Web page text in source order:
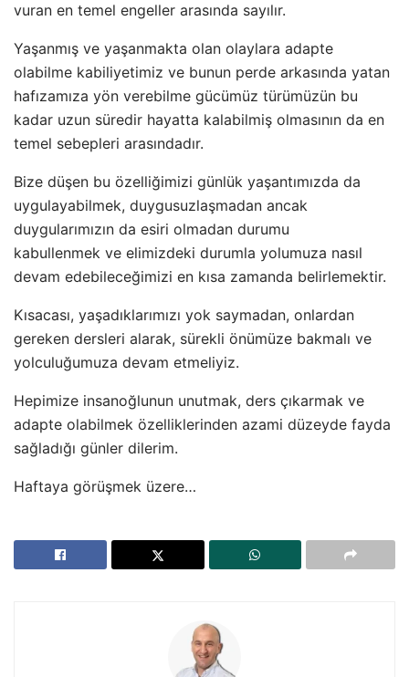
vuran en temel engeller arasında sayılır.
Yaşanmış ve yaşanmakta olan olaylara adapte
olabilme kabiliyetimiz ve bunun perde arkasında yatan
hafızamıza yön verebilme gücümüz türümüzün bu
kadar uzun süredir hayatta kalabilmiş olmasının da en
temel sebepleri arasındadır.
Bize düşen bu özelliğimizi günlük yaşantımızda da
uygulayabilmek, duygusuzlaşmadan ancak
duygularımızın da esiri olmadan durumu
kabullenmek ve elimizdeki durumla yolumuza nasıl
devam edebileceğimizi en kısa zamanda belirlemektir.
Kısacası, yaşadıklarımızı yok saymadan, onlardan
gereken dersleri alarak, sürekli önümüze bakmalı ve
yolculuğumuza devam etmeliyiz.
Hepimize insanoğlunun unutmak, ders çıkarmak ve
adapte olabilmek özelliklerinden azami düzeyde fayda
sağladığı günler dilerim.
Haftaya görüşmek üzere…